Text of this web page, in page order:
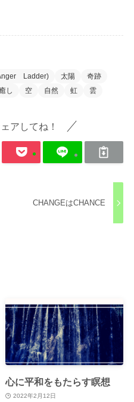
Ladder) 太陽
奇跡
し 空 自然 虹 雲
アしてね！
CHANGEはCHANCE
心に平和をもたらす瞑想
2022年2月12日